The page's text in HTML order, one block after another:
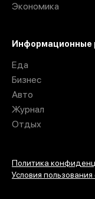
Экономика
Информационные
Еда
Бизнес
Авто
Журнал
Отдых
Политика
Условия пользования